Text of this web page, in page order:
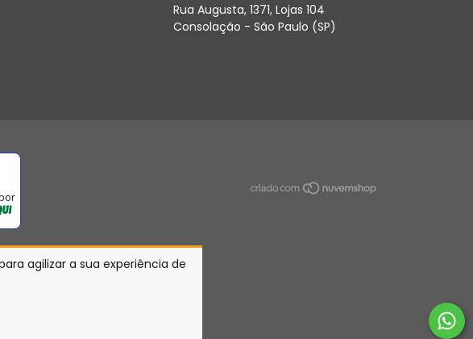
agilizar a sua experiência de
Rua Augusta, 1371, Lojas 104
Consolação - São Paulo (SP)